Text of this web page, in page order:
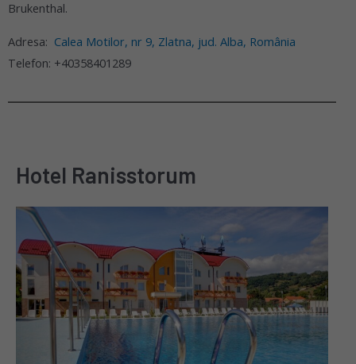
Brukenthal.
Adresa: Calea Motilor, nr 9, Zlatna, jud. Alba, România
Telefon: +40358401289
Hotel Ranisstorum